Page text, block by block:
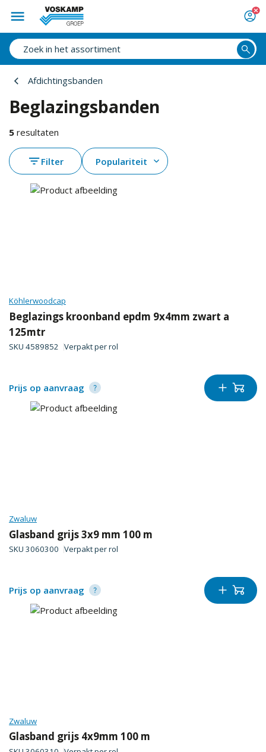
Afdichtingsbanden
Beglazingsbanden
5 resultaten
Filter Populariteit
Köhlerwoodcap
Beglazings kroonband epdm 9x4mm zwart a
125mtr
SKU 4589852 Verpakt perrol
Prijs op aanvraag
Zwaluw
Glasband grijs 3x9 mm 100 m
SKU 3060300 Verpakt perrol
Prijs op aanvraag
Zwaluw
Glasband grijs 4x9mm 100 m